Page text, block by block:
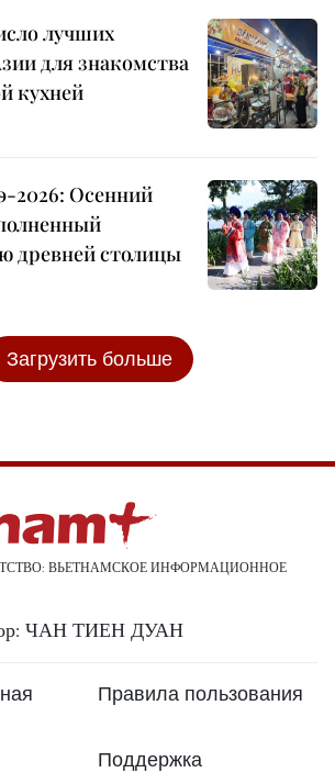
лучших
для знакомства
кухней
2026: Осенний
древней столицы
Загрузить больше
ВЬЕТНАМСКОЕ ИНФОРМАЦИОННОЕ
ЧАН ТИЕН ДУАН
Правила пользования
Поддержка